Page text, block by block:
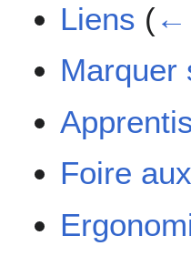
Liens (←
Marquer
Foire